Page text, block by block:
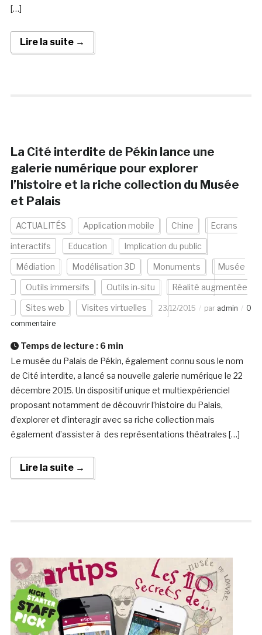
[…]
Lire la suite →
La Cité interdite de Pékin lance une
galerie numérique pour explorer
l’histoire et la riche collection du Musée
et Palais
ACTUALITÉS Application mobile Chine Ecrans
interactifs Education Implication du public
Médiation Modélisation 3D Monuments Musée
Outils immersifs Outils in-situ Réalité augmentée
Sites web Visites virtuelles 23/12/2015 par admin
0
commentaire
Temps de lecture : 6 min
Le musée du Palais de Pékin, également connu sous le nom
de Cité interdite, a lancé sa nouvelle galerie numérique le 22
décembre 2015. Un dispositif unique et multiexpérienciel
proposant notamment de découvrir l’histoire du Palais,
d’explorer et d’interagir avec sa riche collection mais
également d’assister à des représentations théatrales […]
Lire la suite →